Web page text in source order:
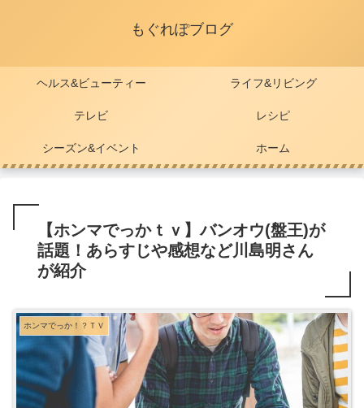
もぐれぽブログ
ヘルス&ビューティー ライフ&リビング
テレビ レシピ
シーズン&イベント ホーム
【ホンマでっかｔｖ】バンオウ(盤王)が
話題！あらすじや感想など川島明さん
が紹介
ホンマでっか！？ＴＶ